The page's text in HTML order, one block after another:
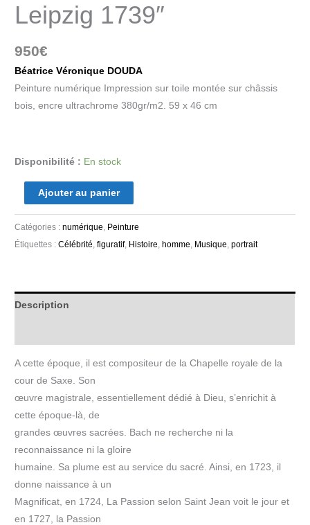
Leipzig 1739″
950€
Béatrice Véronique DOUDA
Peinture numérique Impression sur toile montée sur châssis
bois, encre ultrachrome 380gr/m2. 59 x 46 cm
Disponibilité : En stock
Ajouter au panier
Catégories :numérique, Peinture
Étiquettes :Célébrité,figuratif, Histoire, homme, Musique,portrait
Description
A cette époque, il est compositeur de la Chapelle royale de la
cour de Saxe. Son
œuvre magistrale, essentiellement dédié à Dieu, s’enrichit à
cette époque-là, de
grandes œuvres sacrées. Bach ne recherche ni la
reconnaissance ni la gloire
humaine. Sa plume est au service du sacré. Ainsi, en 1723, il
donne naissance à un
Magnificat, en 1724, La Passion selon Saint Jean voit le jour et
en 1727, la Passion